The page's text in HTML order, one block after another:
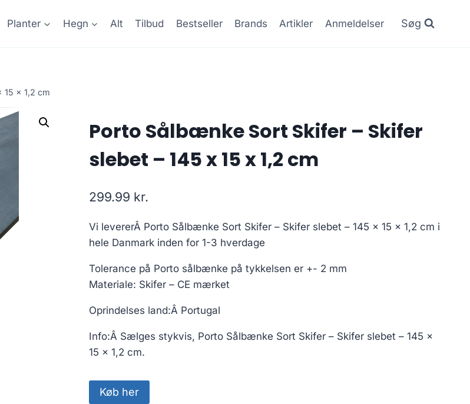
Planter Hegn Alt Tilbud Bestseller Brands Artikler Anmeldelser Søg
15 x 1,2 cm
Porto Sålbænke Sort Skifer – Skifer
slebet – 145 x 15 x 1,2 cm
299.99 kr.
Vi levererÂ Porto Sålbænke Sort Skifer – Skifer slebet – 145 x 15 x 1,2 cm i
hele Danmark inden for 1-3 hverdage
Tolerance på Porto sålbænke på tykkelsen er +- 2 mm
Materiale: Skifer – CE mærket
Oprindelses land:Â Portugal
Info:Â Sælges stykvis, Porto Sålbænke Sort Skifer – Skifer slebet – 145 x
15 x 1,2 cm.
Køb her